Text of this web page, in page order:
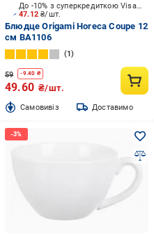
47.12₴/шт.
До -10% з суперкредиткою Visa Вигода
Блюдце Origami Horeca Coupe 12
см BA1106
1
59 -9.40 ₴
49.60 ₴/шт.
Cамовивіз Доставимо